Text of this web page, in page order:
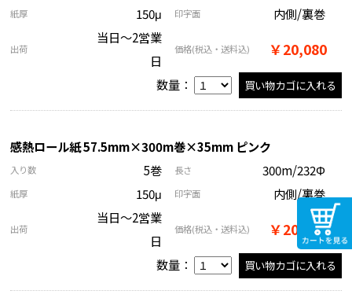
紙厚 150μ 印字面 内側/裏巻
出荷
当日～2営業
日
価格(税込・送料込) ￥20,080
数量：
感熱ロール紙 57.5mm×300m巻×35mm ピンク
入り数 5巻 長さ 300m/232Φ
紙厚 150μ 印字面 内側/裏巻
出荷
当日～2営業
日
価格(税込・送料込) ￥20,080
数量：